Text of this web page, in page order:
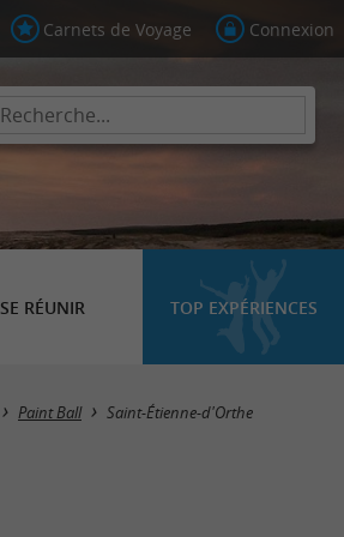
Carnets de Voyage Connexion
SE RÉUNIR TOP EXPÉRIENCES
Masquer la carte
Paint Ball Saint-Étienne-d'Orthe